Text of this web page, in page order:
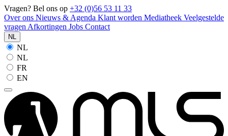
Vragen? Bel ons op +32 (0)56 53 11 33
Over ons Nieuws & Agenda Klant worden Mediatheek Veelgestelde
vragen Afkortingen Jobs Contact
NL
NL
NL
FR
EN